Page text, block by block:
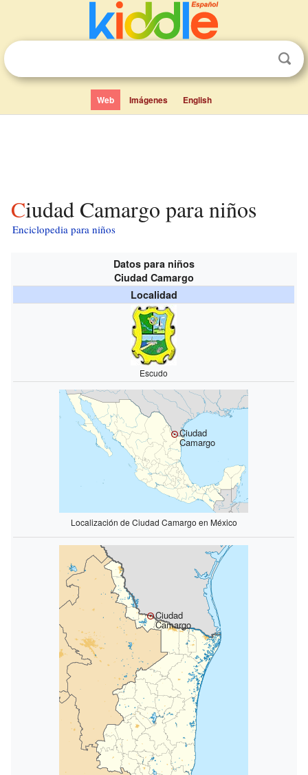
Web Imágenes English
Ciudad Camargo para niños
Enciclopedia para niños
Datos para niños
Ciudad Camargo
Localidad
Escudo
Ciudad
Camargo
Localización de Ciudad Camargo en México
Ciudad
Camargo